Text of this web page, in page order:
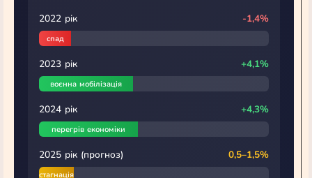
2022 рік -1,4%
спад
2023 рік +4,1%
воєнна мобілізація
2024 рік +4,3%
перегрів економіки
2025 рік (прогноз) 0,5–1,5%
стагнація